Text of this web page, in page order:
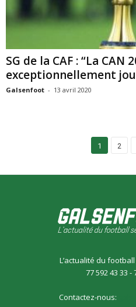
SG de la CAF : “La CAN
exceptionnellement
Galsenfoot - 13 avril 2020
1 2
L’actualité du
77 592 43 33 -
Contactez-nous: